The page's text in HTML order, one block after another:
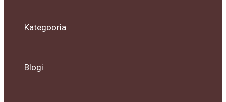
Kategooria
Blogi